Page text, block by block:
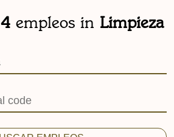
4empleos in Limpieza